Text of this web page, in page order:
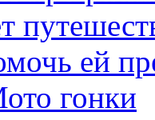
гонки